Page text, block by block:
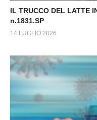
IL TRUCCO DEL LATTE
n.1831.SP
14 LUGLIO 2026